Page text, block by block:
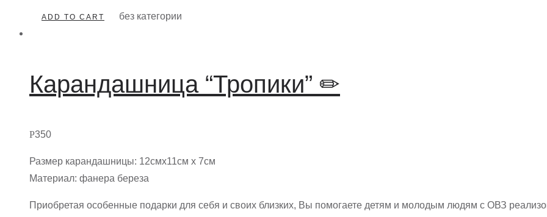
ADD TO CART без категории
Карандашница “Тропики” ✏
Р350
Размер карандашницы: 12смх11см х 7см
Материал: фанера береза
Приобретая особенные подарки для себя и своих близких, Вы помогаете детям и молодым людям с ОВЗ